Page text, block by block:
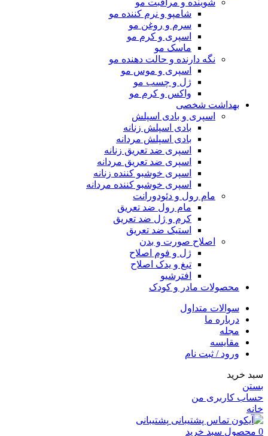
شوینده و مراقبت مو
شامپو و نرم کننده مو
سرم و روغن مو
اسپری و کرم مو
ماسک مو
نگه دارنده و حالت دهنده مو
اسپری و موس مو
ژل و چسب مو
واکس و کرم مو
بهداشت شخصی
اسپری و بادی اسپلش
بادی اسپلش زنانه
بادی اسپلش مردانه
اسپری ضد تعریق زنانه
اسپری ضد تعریق مردانه
اسپری خوشبو کننده زنانه
اسپری خوشبو کننده مردانه
مام رول و دئودورانت
مام رول ضد تعریق
کرم و ژل ضد تعریق
استیک ضد تعریق
اصلاح صورت و بدن
ژل و فوم اصلاح
تیغ و یدک اصلاح
افترشیو
محصولات مادر و کودک
سوالات متداول
درباره ما
مجله
مقایسه
ورود / ثبت نام
سبد خرید
بستن
حساب کاربری من
خانه
پشتیبانی
0 محصول سبد خرید